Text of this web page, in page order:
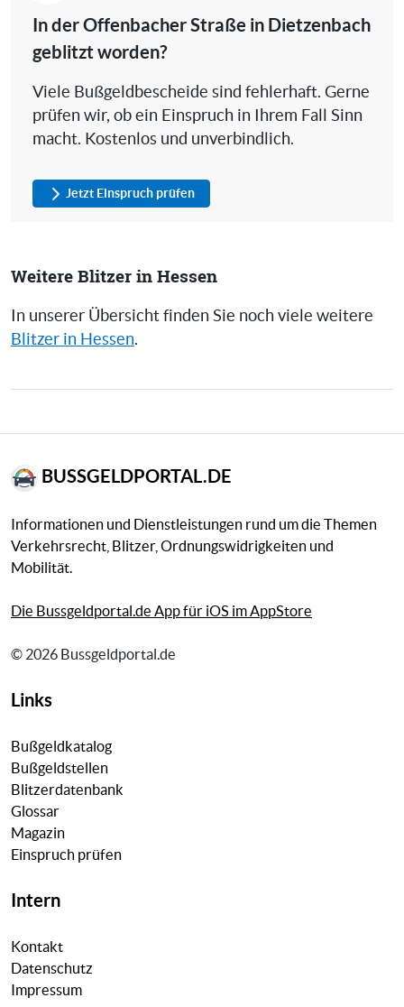
In der Offenbacher Straße in Dietzenbach
geblitzt worden?
Viele Bußgeldbescheide sind fehlerhaft. Gerne
prüfen wir, ob ein Einspruch in Ihrem Fall Sinn
macht. Kostenlos und unverbindlich.
Jetzt Einspruch prüfen
Weitere Blitzer in Hessen
In unserer Übersicht finden Sie noch viele weitere
Blitzer in Hessen.
BUSSGELDPORTAL.DE
Informationen und Dienstleistungen rund um die Themen
Verkehrsrecht, Blitzer, Ordnungswidrigkeiten und
Mobilität.
Die Bussgeldportal.de App für iOS im AppStore
© 2026 Bussgeldportal.de
Links
Bußgeldkatalog
Bußgeldstellen
Blitzerdatenbank
Glossar
Magazin
Einspruch prüfen
Intern
Kontakt
Datenschutz
Impressum